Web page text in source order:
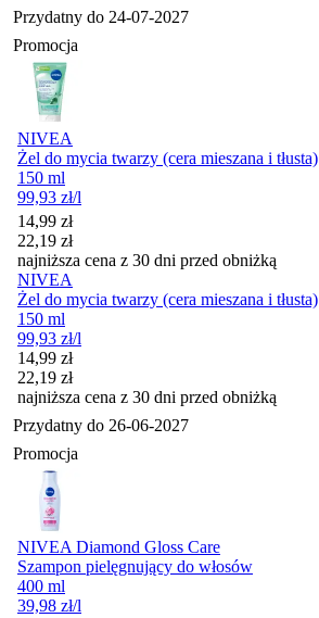
Przydatny do 24-07-2027
Promocja
NIVEA
Żel do mycia twarzy (cera mieszana i tłusta)
150 ml
99,93 zł/l
Cena promocyjna
14,99 zł
22,19 zł
najniższa cena z 30 dni przed obniżką
NIVEA
Żel do mycia twarzy (cera mieszana i tłusta)
150 ml
99,93 zł/l
Cena promocyjna
14,99 zł
22,19 zł
najniższa cena z 30 dni przed obniżką
Przydatny do 26-06-2027
Promocja
NIVEA Diamond Gloss Care
Szampon pielęgnujący do włosów
400 ml
39,98 zł/l